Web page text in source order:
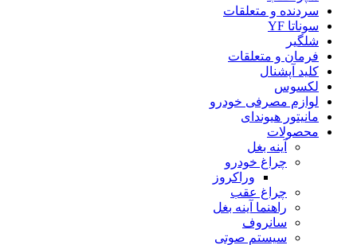
سردنده و متعلقات
سوناتا YF
شلگیر
فرمان و متعلقات
کلید آپشنال
لکسوس
لوازم مصرفی خودرو
مانیتور هیوندای
محصولات
آینه بغل
چراغ خودرو
وراکروز
چراغ عقب
راهنما آینه بغل
سانروف
سیستم صوتی